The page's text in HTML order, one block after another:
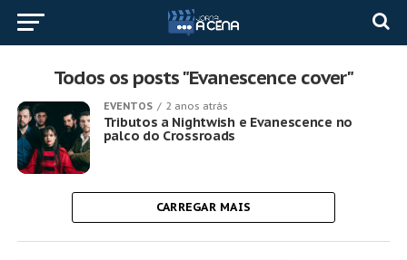
Todos os posts "Evanescence cover"
EVENTOS 2 anos atrás
Tributos a Nightwish e Evanescence no
palco do Crossroads
CARREGAR MAIS